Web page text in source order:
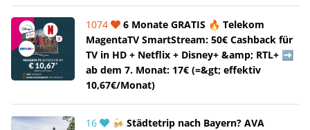
1074
6 Monate GRATIS 🔥 Telekom
MagentaTV SmartStream: 50€ Cashback für
TV in HD + Netflix + Disney+ &amp; RTL+ ➡️
ab dem 7. Monat: 17€ (=&gt; effektiv
10,67€/Monat)
16
🍻 Städtetrip nach Bayern? AVA